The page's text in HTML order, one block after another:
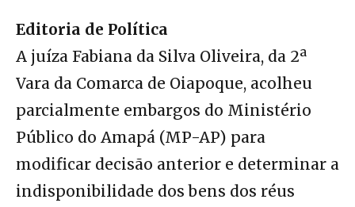
Editoria de Política
A juíza Fabiana da Silva Oliveira, da 2ª
Vara da Comarca de Oiapoque, acolheu
parcialmente embargos do Ministério
Público do Amapá (MP-AP) para
modificar decisão anterior e determinar a
indisponibilidade dos bens dos réus